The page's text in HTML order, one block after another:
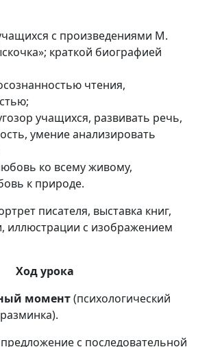
с произведениями М.
краткой биографией
чтения,
учащихся, развивать речь,
умение анализировать
ко всему живому,
к природе.
писателя, выставка книг,
иллюстрации с изображением
Ход урока
момент(психологический
с последовательной